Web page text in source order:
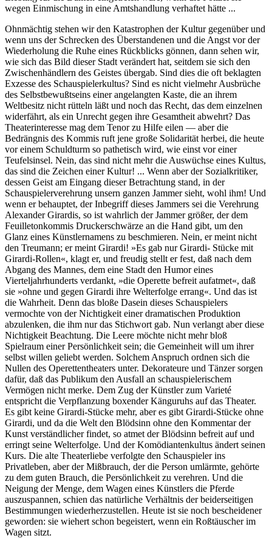
wegen Einmischung in eine Amtshandlung verhaftet hätte ...
Ohnmächtig stehen wir den Katastrophen der Kultur gegenüber und
wenn uns der Schrecken des Überstandenen und die Angst vor der
Wiederholung die Ruhe eines Rückblicks gönnen, dann sehen wir,
wie sich das Bild dieser Stadt verändert hat, seitdem sie sich den
Zwischenhändlern des Geistes übergab. Sind dies die oft beklagten
Exzesse des Schauspielerkultus? Sind es nicht vielmehr Ausbrüche
des Selbstbewußtseins einer angelangten Kaste, die an ihrem
Weltbesitz nicht rütteln läßt und noch das Recht, das dem einzelnen
widerfährt, als ein Unrecht gegen ihre Gesamtheit abwehrt? Das
Theaterinteresse mag dem Tenor zu Hilfe eilen — aber die
Bedrängnis des Kommis ruft jene große Solidarität herbei, die heute
vor einem Schuldturm so pathetisch wird, wie einst vor einer
Teufelsinsel. Nein, das sind nicht mehr die Auswüchse eines Kultus,
das sind die Zeichen einer Kultur! ... Wenn aber der Sozialkritiker,
dessen Geist am Eingang dieser Betrachtung stand, in der
Schauspielerverehrung unsern ganzen Jammer sieht, wohl ihm! Und
wenn er behauptet, der Inbegriff dieses Jammers sei die Verehrung
Alexander Girardis, so ist wahrlich der Jammer größer, der dem
Feuilletonkommis Druckerschwärze an die Hand gibt, um den
Glanz eines Künstlernamens zu beschmieren. Nein, er meint nicht
den Treumann; er meint Girardi! »Es gab nur Girardi- Stücke mit
Girardi-Rollen«, klagt er, und freudig stellt er fest, daß nach dem
Abgang des Mannes, dem eine Stadt den Humor eines
Vierteljahrhunderts verdankt, »die Operette befreit aufatmet«, daß
sie »ohne und gegen Girardi ihre Welterfolge errang«. Und das ist
die Wahrheit. Denn das bloße Dasein dieses Schauspielers
vermochte von der Nichtigkeit einer dramatischen Produktion
abzulenken, die ihm nur das Stichwort gab. Nun verlangt aber diese
Nichtigkeit Beachtung. Die Leere möchte nicht mehr bloß
Spielraum einer Persönlichkeit sein; die Gemeinheit will um ihrer
selbst willen geliebt werden. Solchem Anspruch ordnen sich die
Nullen des Operettentheaters unter. Dekorateure und Tänzer sorgen
dafür, daß das Publikum den Ausfall an schauspielerischem
Vermögen nicht merke. Dem Zug der Künstler zum Varieté
entspricht die Verpflanzung boxender Känguruhs auf das Theater.
Es gibt keine Girardi-Stücke mehr, aber es gibt Girardi-Stücke ohne
Girardi, und da die Welt den Blödsinn ohne den Kommentar der
Kunst verständlicher findet, so atmet der Blödsinn befreit auf und
erringt seine Welterfolge. Und der Komödiantenkultus ändert seinen
Kurs. Die alte Theaterliebe verfolgte den Schauspieler ins
Privatleben, aber der Mißbrauch, der die Person umlärmte, gehörte
zu dem guten Brauch, die Persönlichkeit zu verehren. Und die
Neigung der Menge, dem Wagen eines Künstlers die Pferde
auszuspannen, schien das natürliche Verhältnis der beiderseitigen
Bestimmungen wiederherzustellen. Heute ist sie noch bescheidener
geworden: sie wiehert schon begeistert, wenn ein Roßtäuscher im
Wagen sitzt.